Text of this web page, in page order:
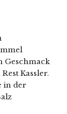
Geschmack
Kassler.
in der